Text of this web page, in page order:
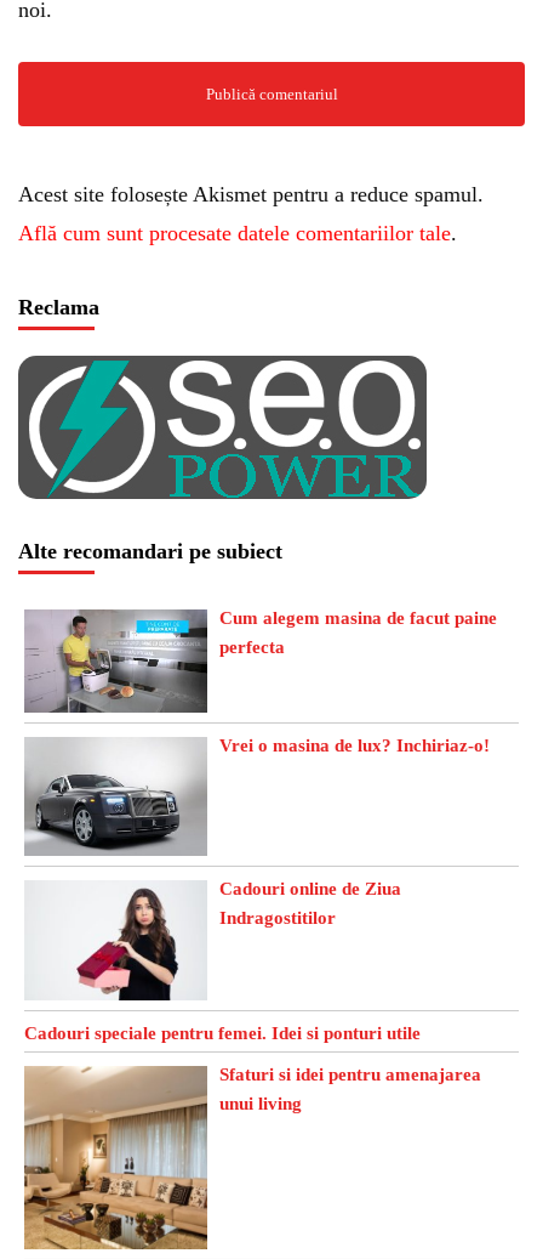
noi.
Acest site folosește Akismet pentru a reduce spamul.
Află cum sunt procesate datele comentariilor tale.
Reclama
Alte recomandari pe subiect
Cum alegem masina de facut paine
perfecta
Vrei o masina de lux? Inchiriaz-o!
Cadouri online de Ziua
Indragostitilor
Cadouri speciale pentru femei. Idei si ponturi utile
Sfaturi si idei pentru amenajarea
unui living